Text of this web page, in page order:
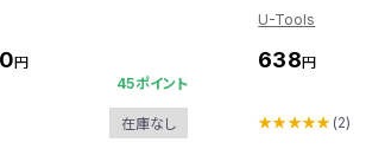
円
45ポイント
在庫なし
U-Tools
638円
★★★★★ (2)